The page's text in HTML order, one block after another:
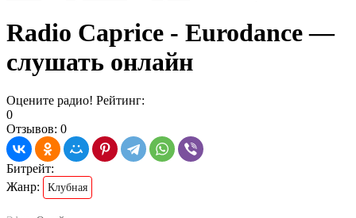
Radio Caprice - Eurodance —
слушать онлайн
Оцените радио! Рейтинг:
0
Отзывов: 0
Битрейт:
Жанр:
Клубная